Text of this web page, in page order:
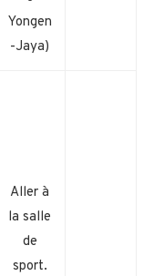
Yongen
-Jaya)
Aller à
la salle
de
sport.